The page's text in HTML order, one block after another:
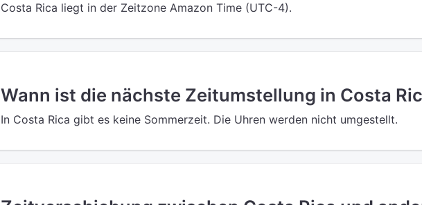
Costa Rica liegt in der Zeitzone Amazon Time (UTC-4).
Wann ist die nächste Zeitumstellung in Costa
In Costa Rica gibt es keine Sommerzeit. Die Uhren werden nicht umgestellt.